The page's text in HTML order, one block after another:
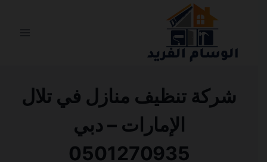
شركة تنظيف منازل في تلال
الإمارات – دبي
0501270935